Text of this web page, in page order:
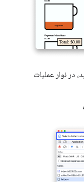
در نوار عملیات